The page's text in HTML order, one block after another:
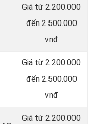
Giá từ 2.200.000
đến 2.500.000
vnđ
Giá từ 2.200.000
đến 2.500.000
vnđ
Giá từ 2.200.000